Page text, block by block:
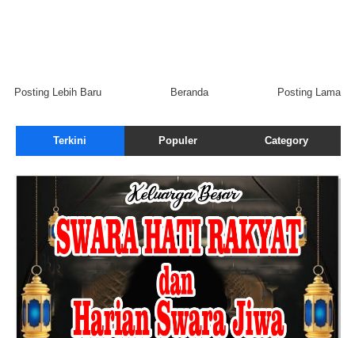
Posting Lebih Baru Posting Lama
Beranda
Terkini Populer Category